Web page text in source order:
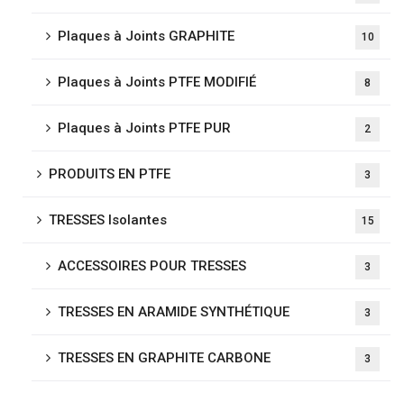
Plaques à Joints GRAPHITE 10
Plaques à Joints PTFE MODIFIÉ 8
Plaques à Joints PTFE PUR 2
PRODUITS EN PTFE 3
TRESSES Isolantes 15
ACCESSOIRES POUR TRESSES 3
TRESSES EN ARAMIDE SYNTHÉTIQUE 3
TRESSES EN GRAPHITE CARBONE 3